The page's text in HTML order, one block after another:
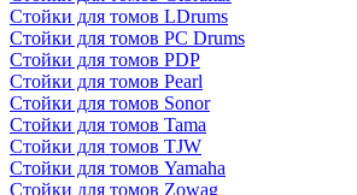
Стойки для томов LDrums
Стойки для томов PC Drums
Стойки для томов PDP
Стойки для томов Pearl
Стойки для томов Sonor
Стойки для томов Tama
Стойки для томов TJW
Стойки для томов Yamaha
Стойки для томов Zowag